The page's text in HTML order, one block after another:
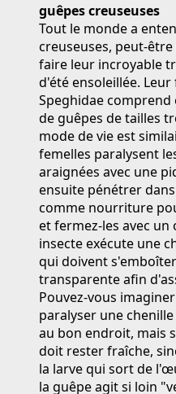
guêpes creuseuses
Tout le monde a
creuseuses, peut-
faire leur incroyable
d'été ensoleillée.
Speghidae comprend
de guêpes de tailles
mode de vie est
femelles paralysent
araignées avec une
ensuite pénétrer
comme nourriture
et fermez-les avec un
insecte exécute une
qui doivent
transparente afin
Pouvez-vous
paralyser une
au bon endroit, mais
doit rester fraîche,
la larve qui sort de
la guêpe agit si loin